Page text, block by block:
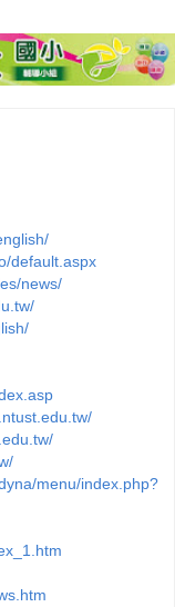
default.aspx
news/
menu/index.php?